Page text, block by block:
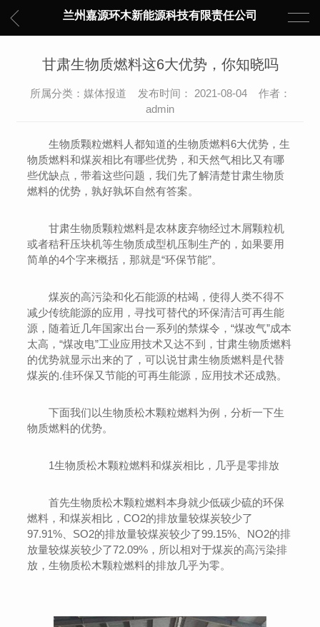
兰州嘉源环木新能源科技有限责任公司
甘肃生物质燃料这6大优势，你知晓吗
所属分类：媒体报道 发布时间： 2021-08-04 作者：
admin
生物质颗粒燃料人都知道的生物质燃料6大优势，生
物质燃料和煤炭相比有哪些优势，和天然气相比又有哪
些优缺点，带着这些问题，我们先了解清楚甘肃生物质
燃料的优势，孰好孰坏自然有答案。
甘肃生物质颗粒燃料是农林废弃物经过木屑颗粒机
或者秸秆压块机等生物质成型机压制生产的，如果要用
简单的4个字来概括，那就是“环保节能”。
煤炭的高污染和化石能源的枯竭，使得人类不得不
减少传统能源的应用，寻找可替代的环保清洁可再生能
源，随着近几年国家出台一系列的禁煤令，“煤改气”成本
太高，“煤改电”工业应用技术又达不到，甘肃生物质燃料
的优势就显示出来的了，可以说甘肃生物质燃料是代替
煤炭的.佳环保又节能的可再生能源，应用技术还成熟。
下面我们以生物质松木颗粒燃料为例，分析一下生
物质燃料的优势。
1生物质松木颗粒燃料和煤炭相比，几乎是零排放
首先生物质松木颗粒燃料本身就少低碳少硫的环保
燃料，和煤炭相比，CO2的排放量较煤炭较少了
97.91%、SO2的排放量较煤炭较少了99.15%、NO2的排
放量较煤炭较少了72.09%，所以相对于煤炭的高污染排
放，生物质松木颗粒燃料的排放几乎为零。